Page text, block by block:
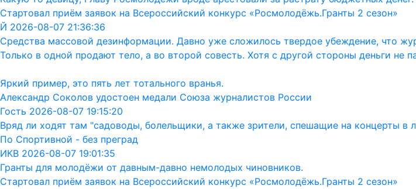
Стартовал приём заявок на Всероссийский конкурс «Росмолодёжь.Гранты 2 сезон»
Й 2026-08-07 21:36:36
Средства массовой дезинформации. Давно уже сложилось твердое убеждение, что
Только в одной продают тело, а во второй совесть. Хотя с другой стороны деньги не
Яркий пример, это пять лет тотального вранья.
Александр Соколов удостоен медали Союза журналистов России
Гость 2026-08-07 19:15:20
Вряд ли ходят там "садоводы, болельщики, а также зрители, спешащие на концерты
По Спортивной - без преград
ИКВ 2026-08-07 19:01:35
Гранты для молодёжи от давным-давно немолодых чиновников.
Стартовал приём заявок на Всероссийский конкурс «Росмолодёжь.Гранты 2 сезон»